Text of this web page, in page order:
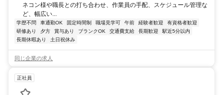
ネコン様や職長との打ち合わせ、作業員の手配、スケジュール管理な
ど、幅広い...
学歴不問 車通勤OK 固定時間制 職場見学可 午前 経験者歓迎
有資格者歓迎
研修あり
夕方 賞与あり ブランクOK 交通費支給 長期歓迎
駅近5分以内
長期休暇あり
土日祝休み
同じ企業の求人
正社員